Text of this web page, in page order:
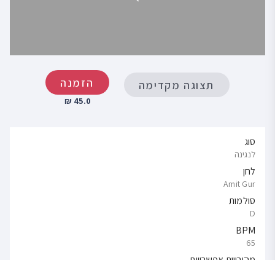
תצוגה מקדימה הזמנה
45.0 ₪
סוג
לנגינה
לחן
Amit Gur
סולמות
D
BPM
65